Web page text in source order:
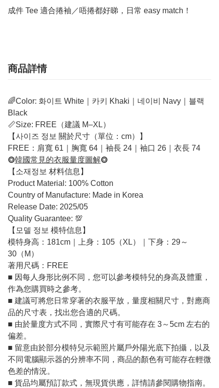
成件 Tee 適合捲袖／唔捲都好睇，日常 easy match！
商品詳情
🌈Color: 화이트 White｜카키 Khaki｜네이비 Navy｜블랙
Black
📏Size: FREE（建議 M–XL）
【사이즈 정보 關於尺寸（單位：cm）】
FREE：肩寬 61｜胸寬 64｜袖長 24｜袖口 26｜衣長 74
⭗韓國常見的衣服量度圖解⭗
【소재정보 材料信息】
Product Material: 100% Cotton
Country of Manufacture: Made in Korea
Release Date: 2025/05
Quality Guarantee: 💯
【모델 정보 模特信息】
模特身高：181cm｜上身：105（XL）｜下身：29～
30（M）
著用尺碼：FREE
■ 因每人身形比例不同，您可以參考模特兒的身高及體重，
作為您購買時之參考。
■ 建議可將您日常穿著的衣服平放，量度相關尺寸，對應商
品的尺寸表，找出您合適的尺碼。
■ 由於量度方式不同，實際尺寸有可能存在 3～5cm 左右的
偏差。
■ 留意由於部分模特兒示範照片屬戶外陽光底下拍攝，以及
不同電腦顯示器的分辨率不同，商品的顏色有可能存在輕微
色差的情況。
■ 貨品均屬預訂款式，無現貨供應，詳情請參閱購物指南。